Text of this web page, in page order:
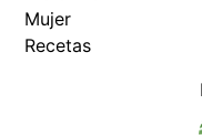
Mujer
Recetas